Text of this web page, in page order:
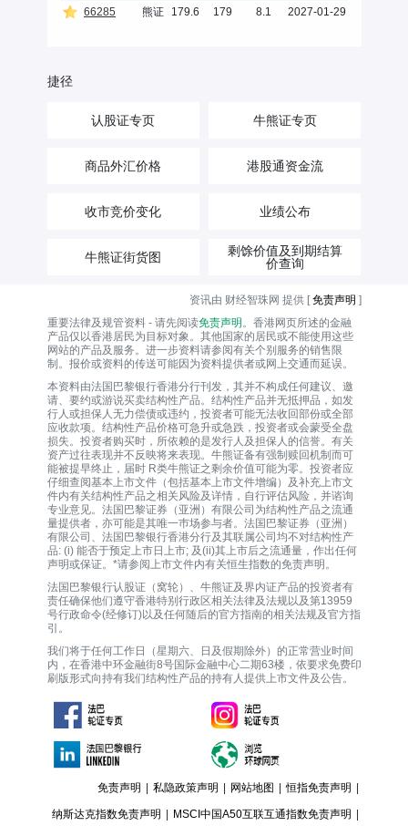
66285
熊证 179.6 179 8.1 2027-01-29
捷径
认股证专页 牛熊证专页
商品外汇价格 港股通资金流
收市竞价变化 业绩公布
牛熊证街货图
剩馀价值及到期结算
价查询
资讯由 财经智珠网 提供 [免责声明 ]
重要法律及规管资料 - 请先阅读免责声明 。香港网页所述的金融
产品仅以香港居民为目标对象。其他国家的居民或不能使用这些
网站的产品及服务。进一步资料请参阅有关个别服务的销售限
制。报价或资料的传送可能因为资料提供者或网上交通而延误。
本资料由法国巴黎银行香港分行刊发，其并不构成任何建议、邀
请、要约或游说买卖结构性产品。结构性产品并无抵押品，如发
行人或担保人无力偿债或违约，投资者可能无法收回部份或全部
应收款项。结构性产品价格可急升或急跌，投资者或会蒙受全盘
损失。投资者购买时，所依赖的是发行人及担保人的信誉。有关
资产过往表现并不反映将来表现。牛熊证备有强制赎回机制而可
能被提早终止，届时 R类牛熊证之剩余价值可能为零。投资者应
仔细查阅基本上市文件（包括基本上市文件增编）及补充上市文
件内有关结构性产品之相关风险及详情，自行评估风险，并谘询
专业意见。法国巴黎证券（亚洲）有限公司为结构性产品之流通
量提供者，亦可能是其唯一巿场参与者。法国巴黎证券（亚洲）
有限公司、法国巴黎银行香港分行及其联属公司均不对结构性产
品: (i) 能否于预定上市日上市; 及(ii)其上市后之流通量，作出任何
声明或保证。*请参阅上市文件内有关恒生指数的免责声明。
法国巴黎银行认股证（窝轮）、牛熊证及界内证产品的投资者有
责任确保他们遵守香港特别行政区相关法律及法规以及第13959
号行政命令(经修订)以及任何随后的官方指南的相关法规及官方指
引。
我们将于任何工作日（星期六、日及假期除外）的正常营业时间
内，在香港中环金融街8号国际金融中心二期63楼，依要求免费印
刷版形式向持有我们结构性产品的持有人提供上市文件及公告。
免责声明 私隐政策声明 网站地图 恒指免责声明
纳斯达克指数免责声明 MSCI中国A50互联互通指数免责声明